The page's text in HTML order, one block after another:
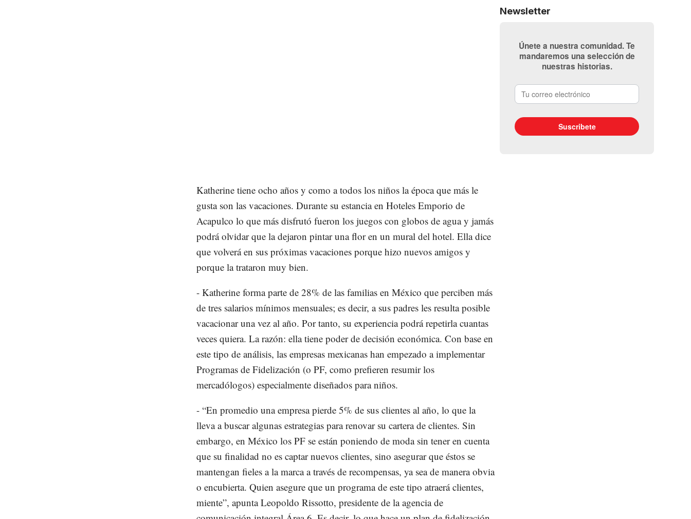
Newsletter
Únete a nuestra comunidad. Te
mandaremos una selección de
nuestras historias.
Katherine tiene ocho años y como a todos los niños la época que más le
gusta son las vacaciones. Durante su estancia en Hoteles Emporio de
Acapulco lo que más disfrutó fueron los juegos con globos de agua y jamás
podrá olvidar que la dejaron pintar una flor en un mural del hotel. Ella dice
que volverá en sus próximas vacaciones porque hizo nuevos amigos y
porque la trataron muy bien.
- Katherine forma parte de 28% de las familias en México que perciben más
de tres salarios mínimos mensuales; es decir, a sus padres les resulta posible
vacacionar una vez al año. Por tanto, su experiencia podrá repetirla cuantas
veces quiera. La razón: ella tiene poder de decisión económica. Con base en
este tipo de análisis, las empresas mexicanas han empezado a implementar
Programas de Fidelización (o PF, como prefieren resumir los
mercadólogos) especialmente diseñados para niños.
- “En promedio una empresa pierde 5% de sus clientes al año, lo que la
lleva a buscar algunas estrategias para renovar su cartera de clientes. Sin
embargo, en México los PF se están poniendo de moda sin tener en cuenta
que su finalidad no es captar nuevos clientes, sino asegurar que éstos se
mantengan fieles a la marca a través de recompensas, ya sea de manera obvia
o encubierta. Quien asegure que un programa de este tipo atraerá clientes,
miente”, apunta Leopoldo Rissotto, presidente de la agencia de